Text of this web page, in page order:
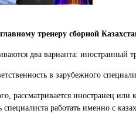
тренеру сборной
два варианта: иностранный
в зарубежного
рассматривается иностранец
работать именно с